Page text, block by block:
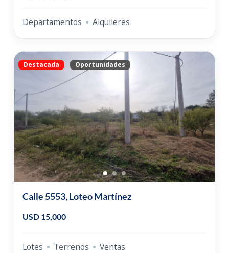
Departamentos Alquileres
Destacada Oportunidades
Calle 5553, Loteo Martínez
USD 15,000
Lotes Terrenos Ventas